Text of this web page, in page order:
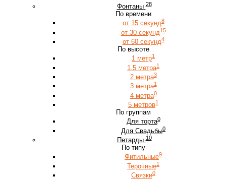
Фонтаны 28
По времени
от 15 секунд8
от 30 секунд15
от 60 секунд4
По высоте
1 метр1
1.5 метра1
2 метра3
3 метра1
4 метра0
5 метров1
По группам
Для торта0
Для Свадьбы0
Петарды 10
По типу
Фитильные9
Терочные1
Связки0